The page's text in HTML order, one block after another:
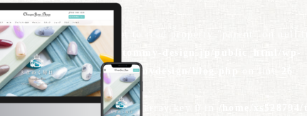
Warning: Attempt to read property "parent" on null in
/home/xs528794/tommy-design.jp/public_html/wp-
content/themes/tommydesign/blog.php
: Undefined array key 0 in